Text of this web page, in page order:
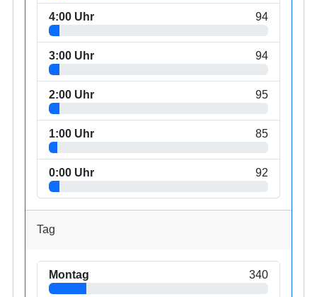
4:00 Uhr 94
3:00 Uhr 94
2:00 Uhr 95
1:00 Uhr 85
0:00 Uhr 92
Tag
Montag 340